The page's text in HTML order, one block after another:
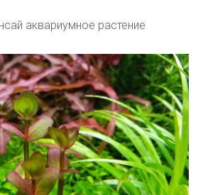
аквариумное растение